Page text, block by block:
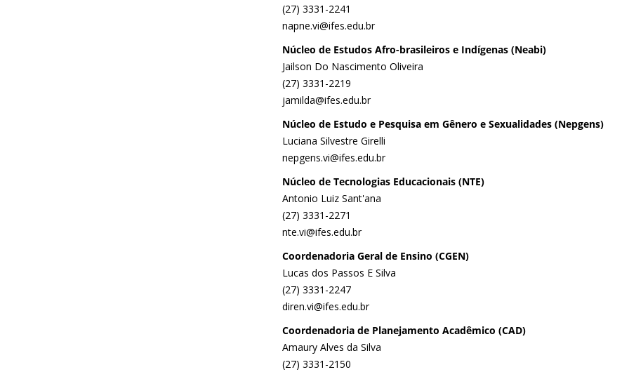
(27) 3331-2241
napne.vi@ifes.edu.br
Núcleo de Estudos Afro-brasileiros e Indígenas (Neabi)
Jailson Do Nascimento Oliveira
(27) 3331-2219
jamilda@ifes.edu.br
Núcleo de Estudo e Pesquisa em Gênero e Sexualidades (Nepgens)
Luciana Silvestre Girelli
nepgens.vi@ifes.edu.br
Núcleo de Tecnologias Educacionais (NTE)
Antonio Luiz Sant'ana
(27) 3331-2271
nte.vi@ifes.edu.br
Coordenadoria Geral de Ensino (CGEN)
Lucas dos Passos E Silva
(27) 3331-2247
diren.vi@ifes.edu.br
Coordenadoria de Planejamento Acadêmico (CAD)
Amaury Alves da Silva
(27) 3331-2150